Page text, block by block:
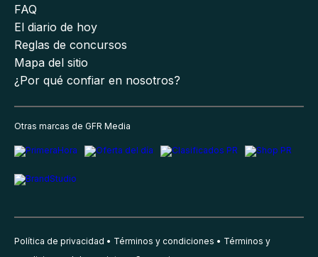
FAQ
El diario de hoy
Reglas de concursos
Mapa del sitio
¿Por qué confiar en nosotros?
Otras marcas de GFR Media
Política de privacidad Términos y condiciones
Términos y